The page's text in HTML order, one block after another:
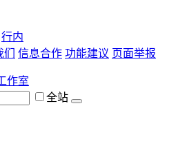
行内
信息合作 功能建议 页面举报
作室
全站